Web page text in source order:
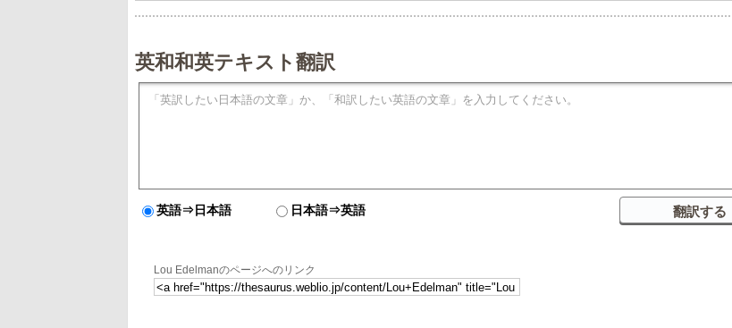
英和和英テキスト翻訳
英語⇒日本語 日本語⇒英語
Lou Edelmanのページへのリンク